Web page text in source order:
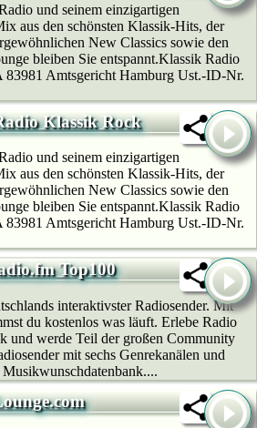
und seinem einzigartigen
aus den schönsten Klassik-Hits, der
New Classics sowie den
bleiben Sie entspannt.Klassik Radio
Amtsgericht Hamburg Ust.-ID-Nr.
Klassik Rock
und seinem einzigartigen
aus den schönsten Klassik-Hits, der
New Classics sowie den
bleiben Sie entspannt.Klassik Radio
Amtsgericht Hamburg Ust.-ID-Nr.
Top100
interaktivster Radiosender. Mit
du kostenlos was läuft. Erlebe Radio
und werde Teil der großen Community
mit sechs Genrekanälen und